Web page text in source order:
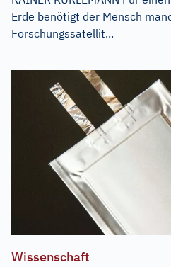
Erde benötigt der Mensch
Forschungssatellit...
Wissenschaft